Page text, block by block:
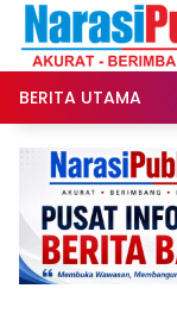
Langsung
konten
BERITA UTAMA